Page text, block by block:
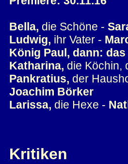
Bella, die Schöne -
Ludwig, ihr Vater -
König Paul, dann:
Katharina, die Köchin,
Pankratius, der
Joachim Börker
Larissa, die Hexe -
Kritiken